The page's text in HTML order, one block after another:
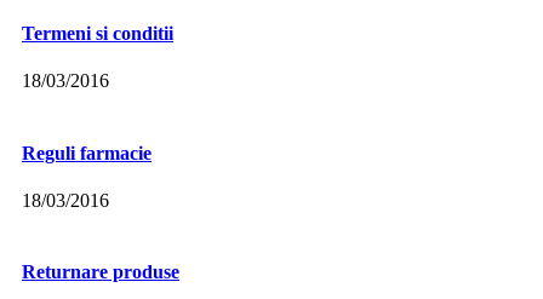
Termeni si conditii
18/03/2016
Reguli farmacie
18/03/2016
Returnare produse